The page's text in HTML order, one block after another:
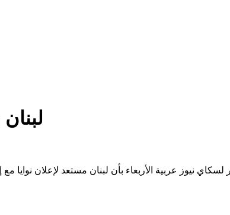
لسكاي نيوز عربية الأربعاء بأن لبنان مستعد لإعلان نوايا